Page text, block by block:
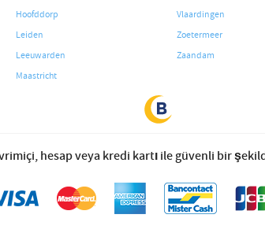
Hoofddorp
Leiden
Leeuwarden
Maastricht
Vlaardingen
Zoetermeer
Zaandam
hesap veya kredi kartı ile güvenli bir